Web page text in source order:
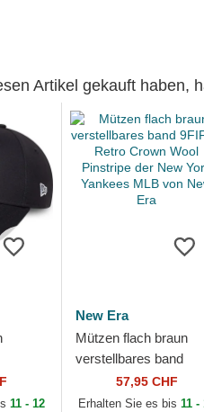
Artikel gekauft haben,
11 - 12
New Era
Mützen flach braun
verstellbares band
9FIFTY Retro Crown
Wool Pinstripe der
57,95 CHF
Erhalten Sie es bis 11 -